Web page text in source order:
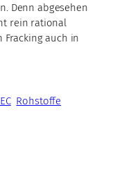
Denn abgesehen
rein rational
auch in
Rohstoffe